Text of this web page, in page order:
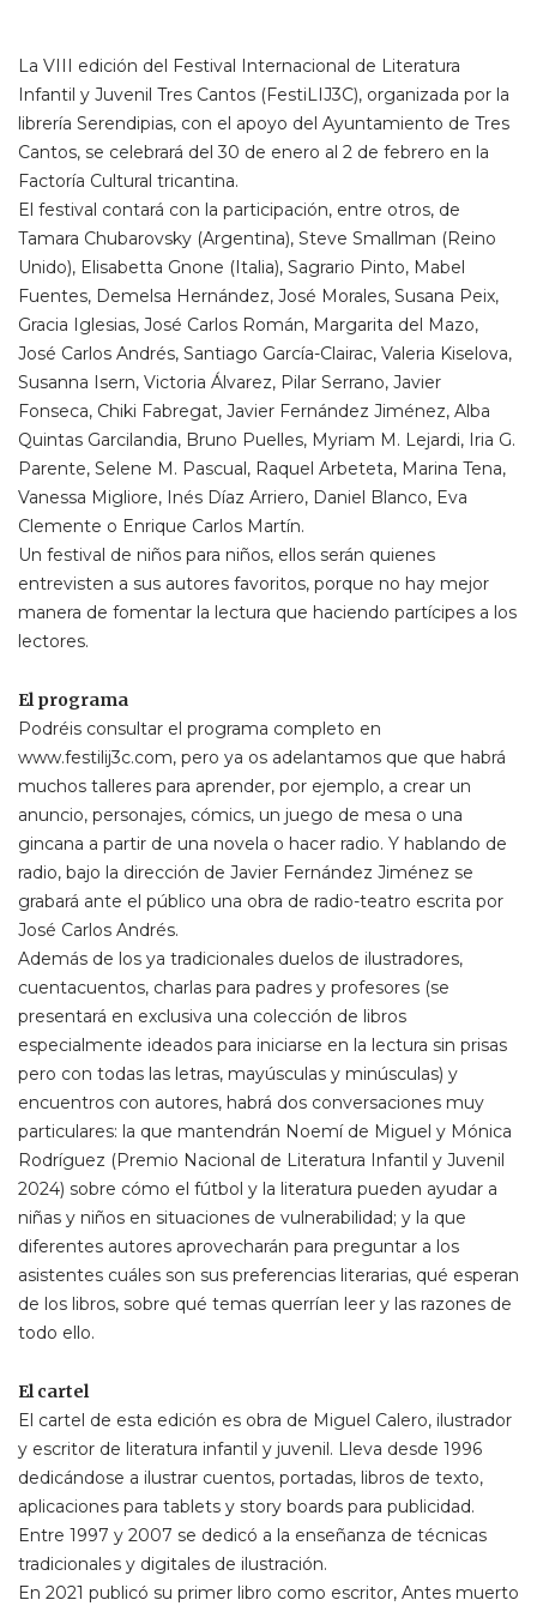
La VIII edición del Festival Internacional de Literatura
Infantil y Juvenil Tres Cantos (FestiLIJ3C), organizada por la
librería Serendipias, con el apoyo del Ayuntamiento de Tres
Cantos, se celebrará del 30 de enero al 2 de febrero en la
Factoría Cultural tricantina.
El festival contará con la participación, entre otros, de
Tamara Chubarovsky (Argentina), Steve Smallman (Reino
Unido), Elisabetta Gnone (Italia), Sagrario Pinto, Mabel
Fuentes, Demelsa Hernández, José Morales, Susana Peix,
Gracia Iglesias, José Carlos Román, Margarita del Mazo,
José Carlos Andrés, Santiago García-Clairac, Valeria Kiselova,
Susanna Isern, Victoria Álvarez, Pilar Serrano, Javier
Fonseca, Chiki Fabregat, Javier Fernández Jiménez, Alba
Quintas Garcilandia, Bruno Puelles, Myriam M. Lejardi, Iria G.
Parente, Selene M. Pascual, Raquel Arbeteta, Marina Tena,
Vanessa Migliore, Inés Díaz Arriero, Daniel Blanco, Eva
Clemente o Enrique Carlos Martín.
Un festival de niños para niños, ellos serán quienes
entrevisten a sus autores favoritos, porque no hay mejor
manera de fomentar la lectura que haciendo partícipes a los
lectores.
El programa
Podréis consultar el programa completo en
www.festilij3c.com, pero ya os adelantamos que que habrá
muchos talleres para aprender, por ejemplo, a crear un
anuncio, personajes, cómics, un juego de mesa o una
gincana a partir de una novela o hacer radio. Y hablando de
radio, bajo la dirección de Javier Fernández Jiménez se
grabará ante el público una obra de radio-teatro escrita por
José Carlos Andrés.
Además de los ya tradicionales duelos de ilustradores,
cuentacuentos, charlas para padres y profesores (se
presentará en exclusiva una colección de libros
especialmente ideados para iniciarse en la lectura sin prisas
pero con todas las letras, mayúsculas y minúsculas) y
encuentros con autores, habrá dos conversaciones muy
particulares: la que mantendrán Noemí de Miguel y Mónica
Rodríguez (Premio Nacional de Literatura Infantil y Juvenil
2024) sobre cómo el fútbol y la literatura pueden ayudar a
niñas y niños en situaciones de vulnerabilidad; y la que
diferentes autores aprovecharán para preguntar a los
asistentes cuáles son sus preferencias literarias, qué esperan
de los libros, sobre qué temas querrían leer y las razones de
todo ello.
El cartel
El cartel de esta edición es obra de Miguel Calero, ilustrador
y escritor de literatura infantil y juvenil. Lleva desde 1996
dedicándose a ilustrar cuentos, portadas, libros de texto,
aplicaciones para tablets y story boards para publicidad.
Entre 1997 y 2007 se dedicó a la enseñanza de técnicas
tradicionales y digitales de ilustración.
En 2021 publicó su primer libro como escritor, Antes muerto